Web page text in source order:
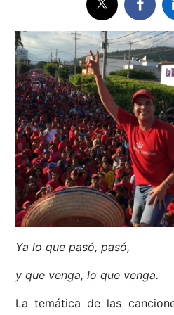
Ya lo que pasó, pasó,
y que venga, lo que venga.
La temática de las